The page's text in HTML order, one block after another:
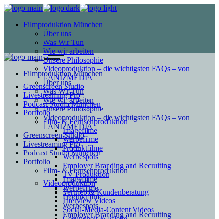
Filmproduktion München
Über uns
Was Wir Tun
Wie wir arbeiten
Unsere Philosophie
Videoproduktion – die wichtigsten FAQs – von
LANIZMEDIA
Greenscreen Studio
Livestreaming Pro
Podcast Studio München
Portfolio
Film- & Fernsehproduktion
Imagefilme
Werbefilme
Produktfilme
Werbespots
Employer Branding and Recruiting
TV Produktion
Videoproduktion
Vertrieb & Kundenberatung
Interview Videos
Social-Media-Content Videos
Filmproduktion München
Über uns
Was Wir Tun
Wie wir arbeiten
Unsere Philosophie
Videoproduktion – die wichtigsten FAQs – von
LANIZMEDIA
Greenscreen Studio
Livestreaming Pro
Podcast Studio München
Portfolio
Film- & Fernsehproduktion
Imagefilme
Werbefilme
Produktfilme
Werbespots
Employer Branding and Recruiting